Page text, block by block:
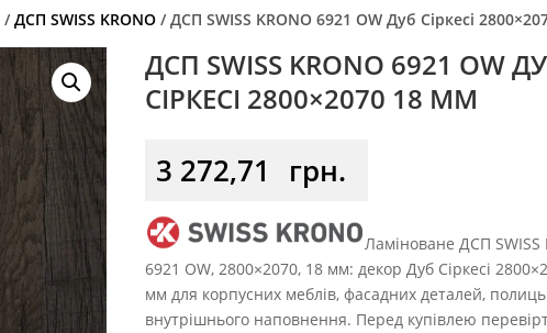
/ДСП SWISS KRONO / ДСП SWISS KRONO 6921 OW Дуб Сіркесі
ДСП SWISS KRONO 6921 OW
СІРКЕСІ 2800×2070 18 ММ
3 272,71 грн.
Ламіноване ДСП SWISS
6921 OW, 2800×2070, 18 мм: декор Дуб Сіркесі
мм для корпусних меблів, фасадних деталей, полиць
внутрішнього наповнення. Перед купівлею